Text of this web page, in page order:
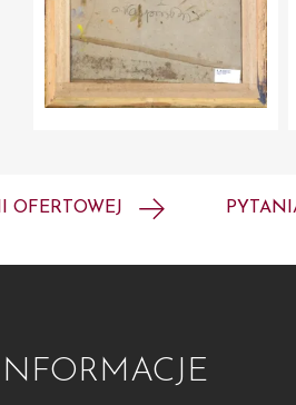
OFERTOWEJ